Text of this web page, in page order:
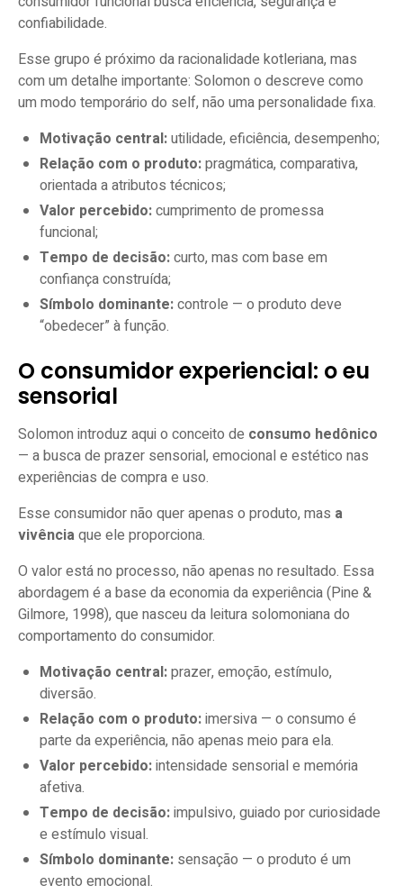
confiabilidade.
Esse grupo é próximo da racionalidade kotleriana, mas
com um detalhe importante: Solomon o descreve como
um modo temporário do self, não uma personalidade fixa.
Motivação central:utilidade, eficiência, desempenho;
Relação com o produto:pragmática, comparativa,
orientada a atributos técnicos;
Valor percebido:cumprimento de promessa
funcional;
Tempo de decisão:curto, mas com base em
confiança construída;
Símbolo dominante:controle — o produto deve
“obedecer” à função.
O consumidor experiencial: o eu
sensorial
Solomon introduz aqui o conceito de consumo hedônico
— a busca de prazer sensorial, emocional e estético nas
experiências de compra e uso.
Esse consumidor não quer apenas o produto, mas a
vivênciaque ele proporciona.
O valor está no processo, não apenas no resultado. Essa
abordagem é a base da economia da experiência (Pine &
Gilmore, 1998), que nasceu da leitura solomoniana do
comportamento do consumidor.
Motivação central:prazer, emoção, estímulo,
diversão.
Relação com o produto:imersiva — o consumo é
parte da experiência, não apenas meio para ela.
Valor percebido:intensidade sensorial e memória
afetiva.
Tempo de decisão:impulsivo, guiado por curiosidade
e estímulo visual.
Símbolo dominante: sensação — o produto é um
evento emocional.